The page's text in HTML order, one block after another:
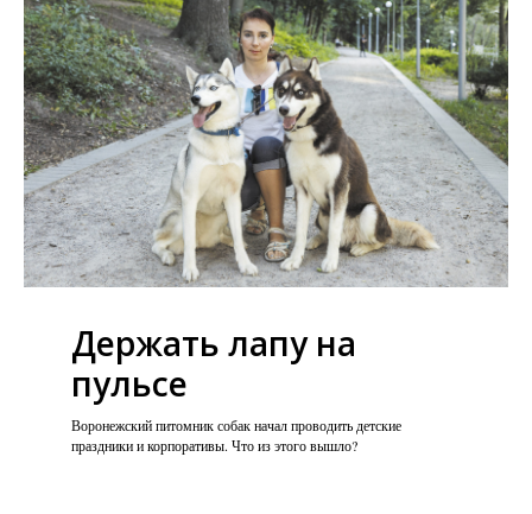
Держать лапу на
пульсе
Воронежский питомник собак начал проводить детские
праздники и корпоративы. Что из этого вышло?